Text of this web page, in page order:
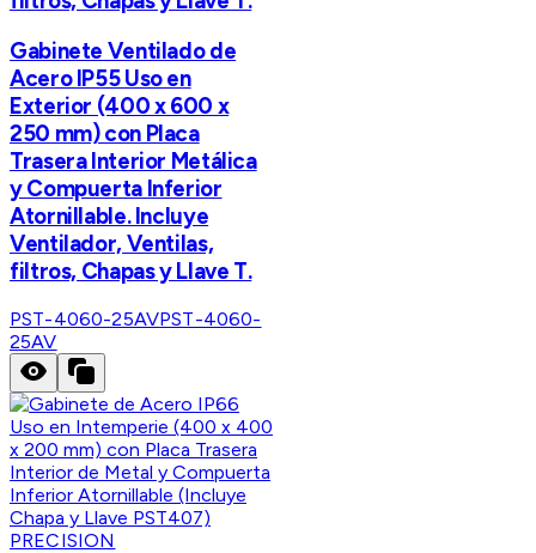
Gabinete Ventilado de
Acero IP55 Uso en
Exterior (400 x 600 x
250 mm) con Placa
Trasera Interior Metálica
y Compuerta Inferior
Atornillable. Incluye
Ventilador, Ventilas,
filtros, Chapas y Llave T.
PST-4060-25AVPST-4060-
25AV
PRECISION